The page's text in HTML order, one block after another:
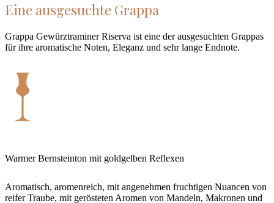
Eine ausgesuchte Grappa
Grappa Gewürztraminer Riserva ist eine der ausgesuchten Grappas
für ihre aromatische Noten, Eleganz und sehr lange Endnote.
Warmer Bernsteinton mit goldgelben Reflexen
Aromatisch, aromenreich, mit angenehmen fruchtigen Nuancen von
reifer Traube, mit gerösteten Aromen von Mandeln, Makronen und